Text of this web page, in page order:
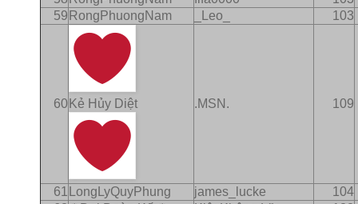
59 RongPhuongNam _Leo_ 103
60 Kẻ Hủy Diệt .MSN. 109
61 LongLyQuyPhung james_lucke
104